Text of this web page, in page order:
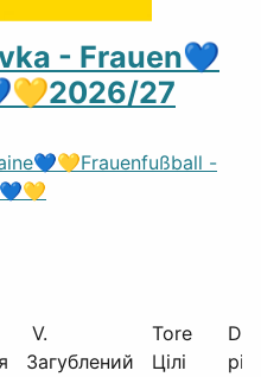
- Frauen💙
27
-
V. Tore
Загублений Цілі